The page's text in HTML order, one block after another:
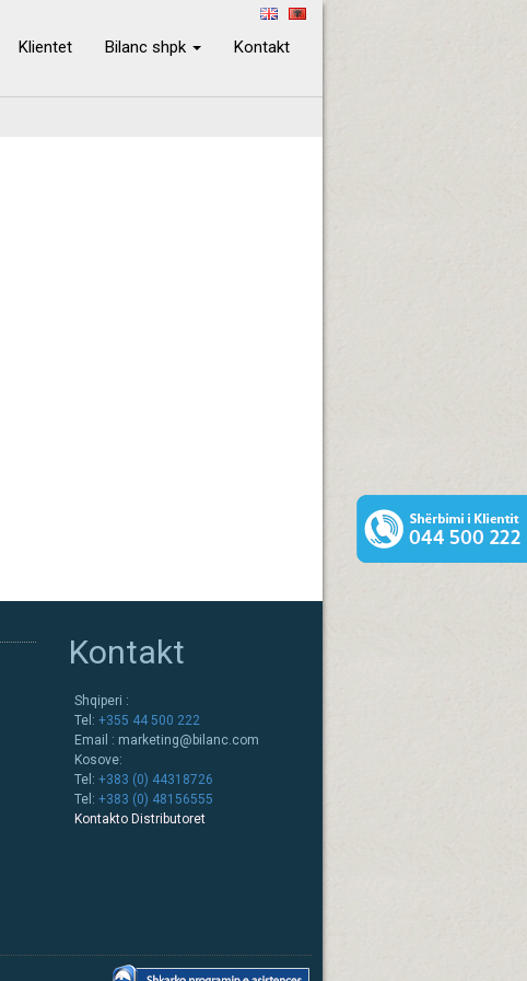
Klientet Bilanc shpk Kontakt
Kontakt
Shqiperi :
Tel: +355 44 500 222
Email : marketing@bilanc.com
Kosove:
Tel: +383 (0) 44318726
Tel: +383 (0) 48156555
Kontakto Distributoret